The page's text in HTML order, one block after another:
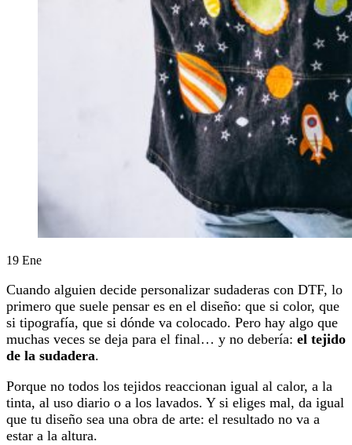
19 Ene
Cuando alguien decide personalizar sudaderas con DTF, lo
primero que suele pensar es en el diseño: que si color, que
si tipografía, que si dónde va colocado. Pero hay algo que
muchas veces se deja para el final… y no debería: el tejido
de la sudadera.
Porque no todos los tejidos reaccionan igual al calor, a la
tinta, al uso diario o a los lavados. Y si eliges mal, da igual
que tu diseño sea una obra de arte: el resultado no va a
estar a la altura.